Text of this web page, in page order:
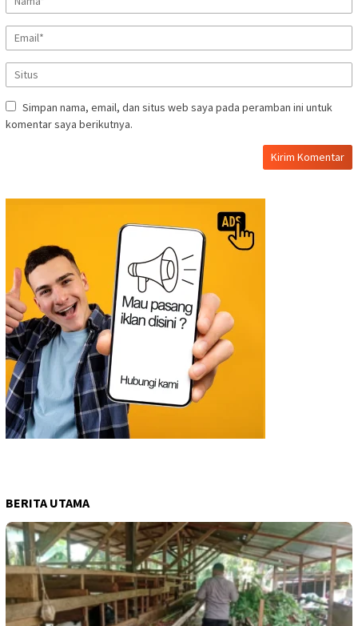
Simpan nama, email, dan situs web saya pada peramban ini untuk
komentar saya berikutnya.
BERITA UTAMA